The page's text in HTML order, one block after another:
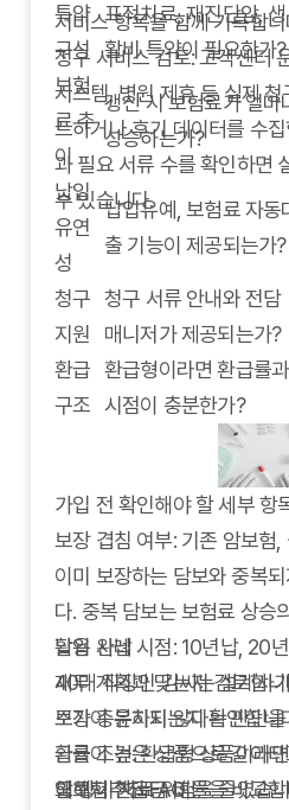
서비스 항목을 함께 기록합니
청구 서비스 검토: 고객센터
시스템, 병원 제휴 등 실제
트하거나 후기 데이터를 수
과 필요 서류 수를 확인하면
수 있습니다.
특약
구성
표적치료, 재진단암, 생
활비 특약이 필요한가?
보험
료 추
이
갱신 시 보험료가 얼마
상승하는가?
납입
유연
성
납입유예, 보험료 자동
출 기능이 제공되는가?
청구
지원
청구 서류 안내와 전담
매니저가 제공되는가?
환급
구조
환급형이라면 환급률과
시점이 충분한가?
가입 전 확인해야 할 세부 항
보장 겹침 여부: 기존 암보험
이미 보장하는 담보와 중복
다. 중복 담보는 보험료 상승
납입 완납 시점: 10년납, 20
재무 계획과 맞는지 검토합
보장이 유지되는지 확인합니
환급 조건: 환급형 상품이라
도해지 환급금 비율을 비교
활용 사례
40대 직장인 김씨는 설계사
조가 충분하지 않다는 판단
급률이 높은 상품으로 갈아
해 장기 치료 위험을 줄였습
암보험추천 FAQ